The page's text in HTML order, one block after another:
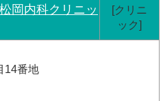
内科クリニッ
[クリニ
ック]
14番地